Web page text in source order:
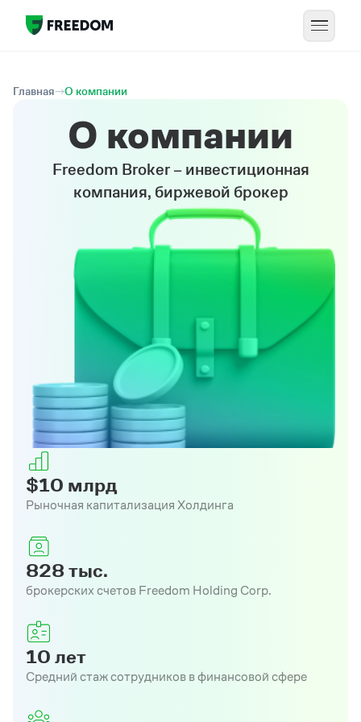
Главная О компании
О компании
Freedom Broker – инвестиционная
компания, биржевой брокер
$10 млрд
Рыночная капитализация Холдинга
828 тыс.
брокерских счетов Freedom Holding Corp.
10 лет
Средний стаж сотрудников в финансовой сфере